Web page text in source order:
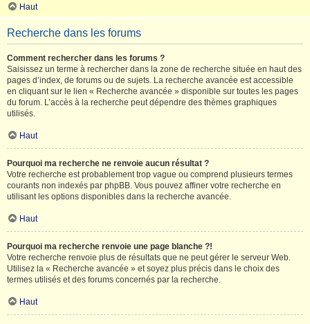
Haut
Recherche dans les forums
Comment rechercher dans les forums ?
Saisissez un terme à rechercher dans la zone de recherche située en haut des
pages d’index, de forums ou de sujets. La recherche avancée est accessible
en cliquant sur le lien « Recherche avancée » disponible sur toutes les pages
du forum. L’accès à la recherche peut dépendre des thèmes graphiques
utilisés.
Haut
Pourquoi ma recherche ne renvoie aucun résultat ?
Votre recherche est probablement trop vague ou comprend plusieurs termes
courants non indexés par phpBB. Vous pouvez affiner votre recherche en
utilisant les options disponibles dans la recherche avancée.
Haut
Pourquoi ma recherche renvoie une page blanche ?!
Votre recherche renvoie plus de résultats que ne peut gérer le serveur Web.
Utilisez la « Recherche avancée » et soyez plus précis dans le choix des
termes utilisés et des forums concernés par la recherche.
Haut